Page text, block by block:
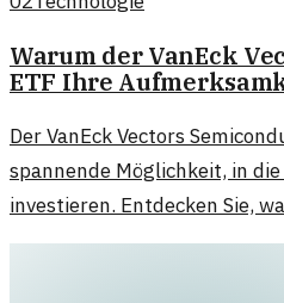
Warum der VanEck
ETF Ihre
Der VanEck Vectors
spannende Möglichkeit, in
investieren. Entdecken Sie,
interessanten Wahl macht.